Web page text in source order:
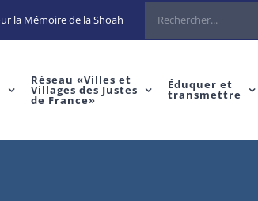
la Mémoire de la Shoah Rechercher
Réseau «Villes et
Villages des Justes
de France»
Éduquer et
transmettre